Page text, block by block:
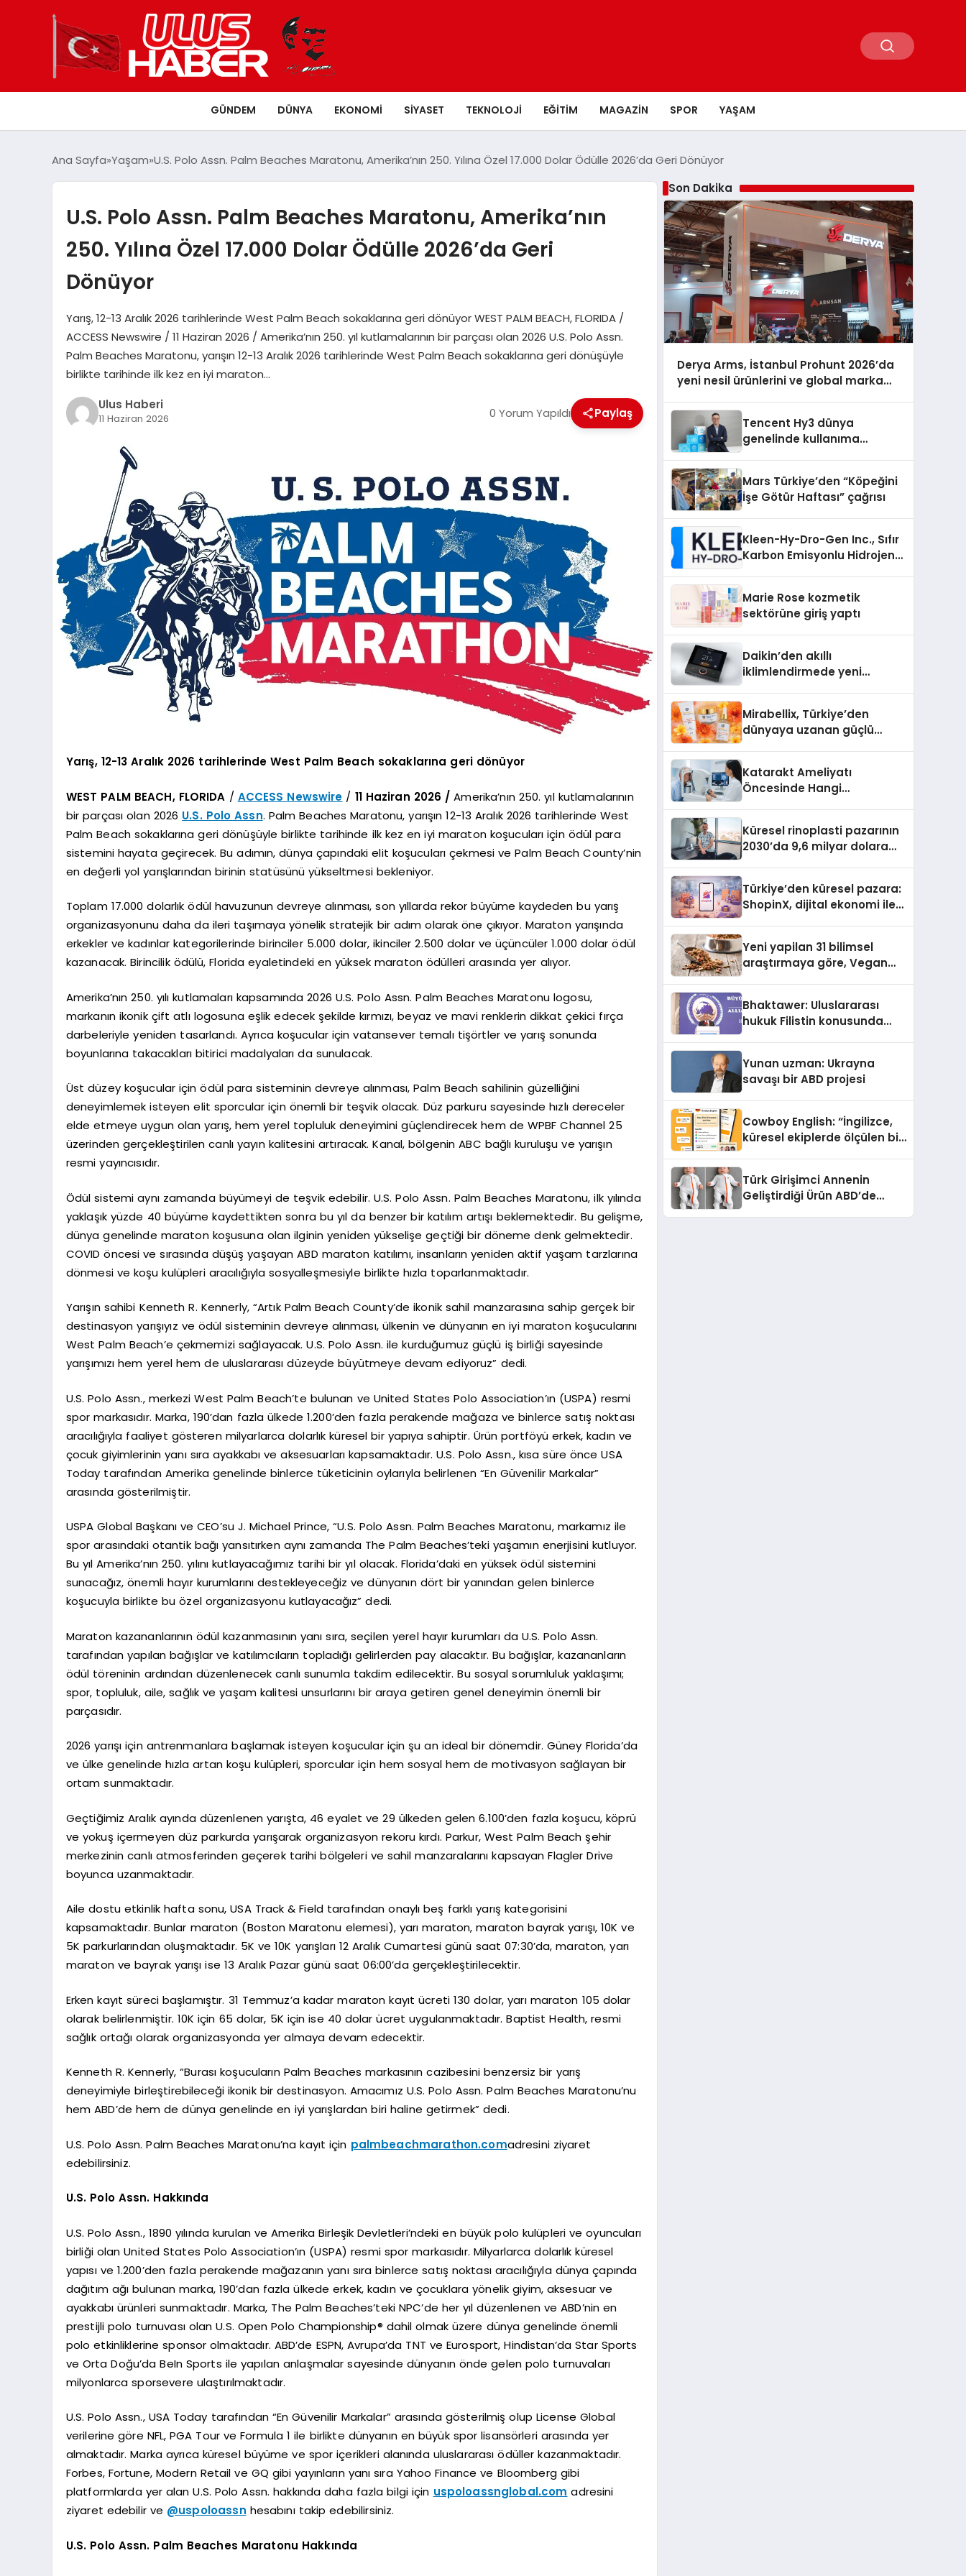
GÜNDEM DÜNYA EKONOMI SIYASET TEKNOLOJI EĞITIM MAGAZIN SPOR YAŞAM
Ana Sayfa Yaşam U.S. Polo Assn. Palm Beaches Maratonu, Amerika’nın 250. Yılına Özel 17.000 Dolar Ödülle 2026’da Geri Dönüyor
U.S. Polo Assn. Palm Beaches Maratonu, Amerika’nın
250. Yılına Özel 17.000 Dolar Ödülle 2026’da Geri
Dönüyor
Yarış, 12-13 Aralık 2026 tarihlerinde West Palm Beach sokaklarına geri dönüyor WEST PALM BEACH, FLORIDA /
ACCESS Newswire / 11 Haziran 2026 / Amerika’nın 250. yıl kutlamalarının bir parçası olan 2026 U.S. Polo Assn.
Palm Beaches Maratonu, yarışın 12-13 Aralık 2026 tarihlerinde West Palm Beach sokaklarına geri dönüşüyle
birlikte tarihinde ilk kez en iyi maraton…
Ulus Haberi
11 Haziran 2026 0 Yorum Yapıldı Paylaş
Yarış, 12-13 Aralık 2026 tarihlerinde West Palm Beach sokaklarına geri dönüyor
WEST PALM BEACH, FLORIDA / ACCESS Newswire / 11 Haziran 2026 /Amerika’nın 250. yıl kutlamalarının
bir parçası olan 2026 U.S. Polo Assn. Palm Beaches Maratonu, yarışın 12-13 Aralık 2026 tarihlerinde West
Palm Beach sokaklarına geri dönüşüyle birlikte tarihinde ilk kez en iyi maraton koşucuları için ödül para
sistemini hayata geçirecek. Bu adımın, dünya çapındaki elit koşucuları çekmesi ve Palm Beach County’nin
en değerli yol yarışlarından birinin statüsünü yükseltmesi bekleniyor.
Toplam 17.000 dolarlık ödül havuzunun devreye alınması, son yıllarda rekor büyüme kaydeden bu yarış
organizasyonunu daha da ileri taşımaya yönelik stratejik bir adım olarak öne çıkıyor. Maraton yarışında
erkekler ve kadınlar kategorilerinde birinciler 5.000 dolar, ikinciler 2.500 dolar ve üçüncüler 1.000 dolar ödül
kazanacak. Birincilik ödülü, Florida eyaletindeki en yüksek maraton ödülleri arasında yer alıyor.
Amerika’nın 250. yılı kutlamaları kapsamında 2026 U.S. Polo Assn. Palm Beaches Maratonu logosu,
markanın ikonik çift atlı logosuna eşlik edecek şekilde kırmızı, beyaz ve mavi renklerin dikkat çekici fırça
darbeleriyle yeniden tasarlandı. Ayrıca koşucular için vatansever temalı tişörtler ve yarış sonunda
boyunlarına takacakları bitirici madalyaları da sunulacak.
Üst düzey koşucular için ödül para sisteminin devreye alınması, Palm Beach sahilinin güzelliğini
deneyimlemek isteyen elit sporcular için önemli bir teşvik olacak. Düz parkuru sayesinde hızlı dereceler
elde etmeye uygun olan yarış, hem yerel topluluk deneyimini güçlendirecek hem de WPBF Channel 25
üzerinden gerçekleştirilen canlı yayın kalitesini artıracak. Kanal, bölgenin ABC bağlı kuruluşu ve yarışın
resmi yayıncısıdır.
Ödül sistemi aynı zamanda büyümeyi de teşvik edebilir. U.S. Polo Assn. Palm Beaches Maratonu, ilk yılında
yaklaşık yüzde 40 büyüme kaydettikten sonra bu yıl da benzer bir katılım artışı beklemektedir. Bu gelişme,
dünya genelinde maraton koşusuna olan ilginin yeniden yükselişe geçtiği bir döneme denk gelmektedir.
COVID öncesi ve sırasında düşüş yaşayan ABD maraton katılımı, insanların yeniden aktif yaşam tarzlarına
dönmesi ve koşu kulüpleri aracılığıyla sosyalleşmesiyle birlikte hızla toparlanmaktadır.
Yarışın sahibi Kenneth R. Kennerly, “Artık Palm Beach County’de ikonik sahil manzarasına sahip gerçek bir
destinasyon yarışıyız ve ödül sisteminin devreye alınması, ülkenin ve dünyanın en iyi maraton koşucularını
West Palm Beach’e çekmemizi sağlayacak. U.S. Polo Assn. ile kurduğumuz güçlü iş birliği sayesinde
yarışımızı hem yerel hem de uluslararası düzeyde büyütmeye devam ediyoruz” dedi.
U.S. Polo Assn., merkezi West Palm Beach’te bulunan ve United States Polo Association’ın (USPA) resmi
spor markasıdır. Marka, 190’dan fazla ülkede 1.200’den fazla perakende mağaza ve binlerce satış noktası
aracılığıyla faaliyet gösteren milyarlarca dolarlık küresel bir yapıya sahiptir. Ürün portföyü erkek, kadın ve
çocuk giyimlerinin yanı sıra ayakkabı ve aksesuarları kapsamaktadır. U.S. Polo Assn., kısa süre önce USA
Today tarafından Amerika genelinde binlerce tüketicinin oylarıyla belirlenen “En Güvenilir Markalar”
arasında gösterilmiştir.
USPA Global Başkanı ve CEO’su J. Michael Prince, “U.S. Polo Assn. Palm Beaches Maratonu, markamız ile
spor arasındaki otantik bağı yansıtırken aynı zamanda The Palm Beaches’teki yaşamın enerjisini kutluyor.
Bu yıl Amerika’nın 250. yılını kutlayacağımız tarihi bir yıl olacak. Florida’daki en yüksek ödül sistemini
sunacağız, önemli hayır kurumlarını destekleyeceğiz ve dünyanın dört bir yanından gelen binlerce
koşucuyla birlikte bu özel organizasyonu kutlayacağız” dedi.
Maraton kazananlarının ödül kazanmasının yanı sıra, seçilen yerel hayır kurumları da U.S. Polo Assn.
tarafından yapılan bağışlar ve katılımcıların topladığı gelirlerden pay alacaktır. Bu bağışlar, kazananların
ödül töreninin ardından düzenlenecek canlı sunumla takdim edilecektir. Bu sosyal sorumluluk yaklaşımı;
spor, topluluk, aile, sağlık ve yaşam kalitesi unsurlarını bir araya getiren genel deneyimin önemli bir
parçasıdır.
2026 yarışı için antrenmanlara başlamak isteyen koşucular için şu an ideal bir dönemdir. Güney Florida’da
ve ülke genelinde hızla artan koşu kulüpleri, sporcular için hem sosyal hem de motivasyon sağlayan bir
ortam sunmaktadır.
Geçtiğimiz Aralık ayında düzenlenen yarışta, 46 eyalet ve 29 ülkeden gelen 6.100’den fazla koşucu, köprü
ve yokuş içermeyen düz parkurda yarışarak organizasyon rekoru kırdı. Parkur, West Palm Beach şehir
merkezinin canlı atmosferinden geçerek tarihi bölgeleri ve sahil manzaralarını kapsayan Flagler Drive
boyunca uzanmaktadır.
Aile dostu etkinlik hafta sonu, USA Track & Field tarafından onaylı beş farklı yarış kategorisini
kapsamaktadır. Bunlar maraton (Boston Maratonu elemesi), yarı maraton, maraton bayrak yarışı, 10K ve
5K parkurlarından oluşmaktadır. 5K ve 10K yarışları 12 Aralık Cumartesi günü saat 07:30’da, maraton, yarı
maraton ve bayrak yarışı ise 13 Aralık Pazar günü saat 06:00’da gerçekleştirilecektir.
Erken kayıt süreci başlamıştır. 31 Temmuz’a kadar maraton kayıt ücreti 130 dolar, yarı maraton 105 dolar
olarak belirlenmiştir. 10K için 65 dolar, 5K için ise 40 dolar ücret uygulanmaktadır. Baptist Health, resmi
sağlık ortağı olarak organizasyonda yer almaya devam edecektir.
Kenneth R. Kennerly, “Burası koşucuların Palm Beaches markasının cazibesini benzersiz bir yarış
deneyimiyle birleştirebileceği ikonik bir destinasyon. Amacımız U.S. Polo Assn. Palm Beaches Maratonu’nu
hem ABD’de hem de dünya genelinde en iyi yarışlardan biri haline getirmek” dedi.
U.S. Polo Assn. Palm Beaches Maratonu’na kayıt için palmbeachmarathon.comadresini ziyaret
edebilirsiniz.
U.S. Polo Assn. Hakkında
U.S. Polo Assn., 1890 yılında kurulan ve Amerika Birleşik Devletleri’ndeki en büyük polo kulüpleri ve oyuncuları
birliği olan United States Polo Association’ın (USPA) resmi spor markasıdır. Milyarlarca dolarlık küresel
yapısı ve 1.200’den fazla perakende mağazanın yanı sıra binlerce satış noktası aracılığıyla dünya çapında
dağıtım ağı bulunan marka, 190’dan fazla ülkede erkek, kadın ve çocuklara yönelik giyim, aksesuar ve
ayakkabı ürünleri sunmaktadır. Marka, The Palm Beaches’teki NPC’de her yıl düzenlenen ve ABD’nin en
prestijli polo turnuvası olan U.S. Open Polo Championship® dahil olmak üzere dünya genelinde önemli
polo etkinliklerine sponsor olmaktadır. ABD’de ESPN, Avrupa’da TNT ve Eurosport, Hindistan’da Star Sports
ve Orta Doğu’da BeIn Sports ile yapılan anlaşmalar sayesinde dünyanın önde gelen polo turnuvaları
milyonlarca sporsevere ulaştırılmaktadır.
U.S. Polo Assn., USA Today tarafından “En Güvenilir Markalar” arasında gösterilmiş olup License Global
verilerine göre NFL, PGA Tour ve Formula 1 ile birlikte dünyanın en büyük spor lisansörleri arasında yer
almaktadır. Marka ayrıca küresel büyüme ve spor içerikleri alanında uluslararası ödüller kazanmaktadır.
Forbes, Fortune, Modern Retail ve GQ gibi yayınların yanı sıra Yahoo Finance ve Bloomberg gibi
platformlarda yer alan U.S. Polo Assn. hakkında daha fazla bilgi için uspoloassnglobal.com adresini
ziyaret edebilir ve @uspoloassn hesabını takip edebilirsiniz.
U.S. Polo Assn. Palm Beaches Maratonu Hakkında
Son Dakika
Derya Arms, İstanbul Prohunt 2026’da
yeni nesil ürünlerini ve global marka
Tencent Hy3 dünya
genelinde kullanıma
Mars Türkiye’den “Köpeğini
İşe Götür Haftası” çağrısı
Kleen-Hy-Dro-Gen Inc., Sıfır
Karbon Emisyonlu Hidrojen
Aldı
Marie Rose kozmetik
sektörüne giriş yaptı
Daikin’den akıllı
iklimlendirmede yeni
Mirabellix, Türkiye’den
dünyaya uzanan güçlü
Katarakt Ameliyatı
Öncesinde Hangi
Küresel rinoplasti pazarının
2030’da 9,6 milyar dolara
Türkiye’den küresel pazara:
ShopinX, dijital ekonomi ile
Yeni yapilan 31 bilimsel
araştırmaya göre, Vegan
Sindirildiğini Ortaya Koydu
Bhaktawer: Uluslararası
hukuk Filistin konusunda
Yunan uzman: Ukrayna
savaşı bir ABD projesi
Cowboy English: “İngilizce,
küresel ekiplerde ölçülen bir
Türk Girişimci Annenin
Geliştirdiği Ürün ABD’de